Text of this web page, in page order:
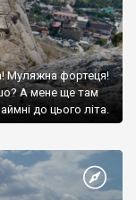
Муляжна фортеця!
А мене ще там
до цього літа.